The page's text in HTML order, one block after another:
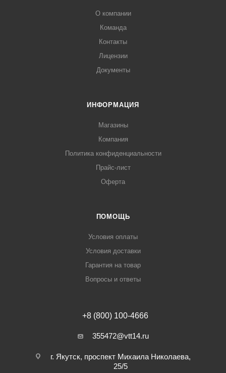
О компании
Команда
Контакты
Лицензии
Документы
ИНФОРМАЦИЯ
Магазины
Компания
Политика конфиденциальности
Прайс-лист
Оферта
ПОМОЩЬ
Условия оплаты
Условия доставки
Гарантия на товар
Вопросы и ответы
+8 (800) 100-4666
355472@vtt14.ru
г. Якутск, проспект Михаила Николаева,
25/5